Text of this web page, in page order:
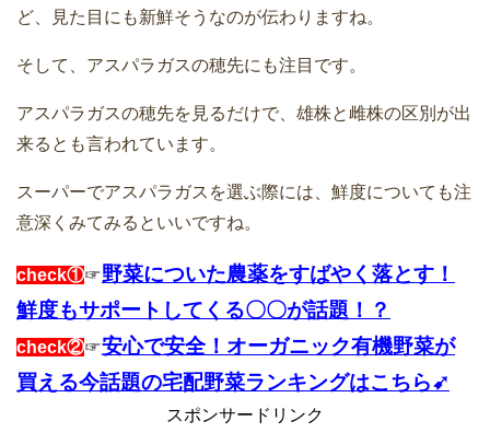
ど、見た目にも新鮮そうなのが伝わりますね。
そして、アスパラガスの穂先にも注目です。
アスパラガスの穂先を見るだけで、雄株と雌株の区別が出
来るとも言われています。
スーパーでアスパラガスを選ぶ際には、鮮度についても注
意深くみてみるといいですね。
check①☞野菜についた農薬をすばやく落とす！
鮮度もサポートしてくる〇〇が話題！？
check②☞安心で安全！オーガニック有機野菜が
買える今話題の宅配野菜ランキングはこちら➹
スポンサードリンク